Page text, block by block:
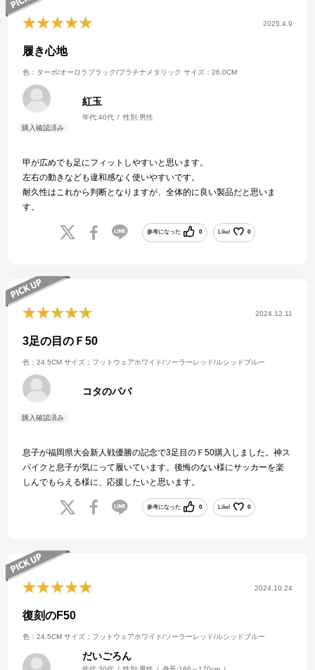
2025.4.9
履き心地
色：ターボ/オーロラブラック/プラチナメタリック サイズ：26.0CM
紅玉
年代:40代 性別:男性
甲が広めでも足にフィットしやすいと思います。
左右の動きなども違和感なく使いやすいです。
耐久性はこれから判断となりますが、全体的に良い製品だと思いま
す。
参考になった 0 Like! 0
2024.12.11
3足の目のＦ50
色：24.5CM サイズ：フットウェアホワイト/ソーラーレッド/ルシッドブルー
コタのパバ
息子が福岡県大会新人戦優勝の記念で3足目のＦ50購入しました。神ス
パイクと息子が気にって履いています。後悔のない様にサッカーを楽
しんでもらえる様に、応援したいと思います。
参考になった 0 Like! 0
2024.10.24
復刻のF50
色：24.5CM サイズ：フットウェアホワイト/ソーラーレッド/ルシッドブルー
だいごろん